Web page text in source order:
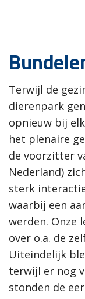
Terwijl de
dierenpark
opnieuw bij
het plenaire
de voorzitter
Nederland)
sterk
waarbij een
werden. Onze
over o.a. de
Uiteindelijk
terwijl er nog
stonden de